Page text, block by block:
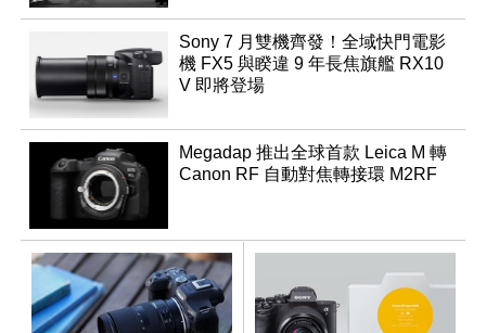
Sony 7 月雙機齊發！全域快門電影
機 FX5 與睽違 9 年長焦旗艦 RX10
V 即將登場
Megadap 推出全球首款 Leica M 轉
Canon RF 自動對焦轉接環 M2RF